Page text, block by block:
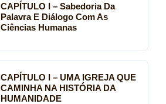
CAPÍTULO I – Sabedoria Da
Palavra E Diálogo Com As
Ciências Humanas
CAPÍTULO I – UMA IGREJA QUE
CAMINHA NA HISTÓRIA DA
HUMANIDADE